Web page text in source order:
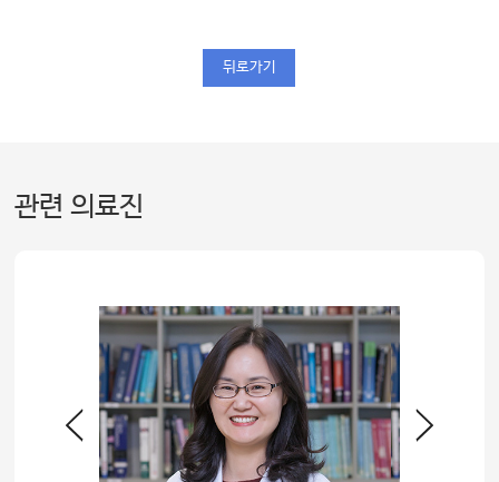
뒤로가기
관련 의료진